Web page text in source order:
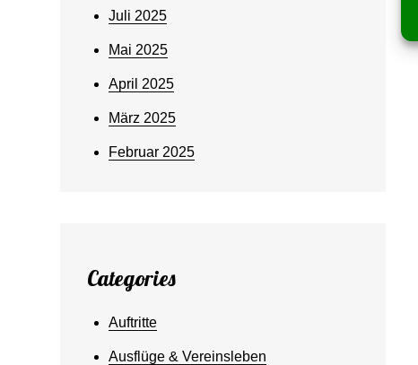
Juli 2025
Mai 2025
April 2025
März 2025
Februar 2025
Categories
Auftritte
Ausflüge & Vereinsleben